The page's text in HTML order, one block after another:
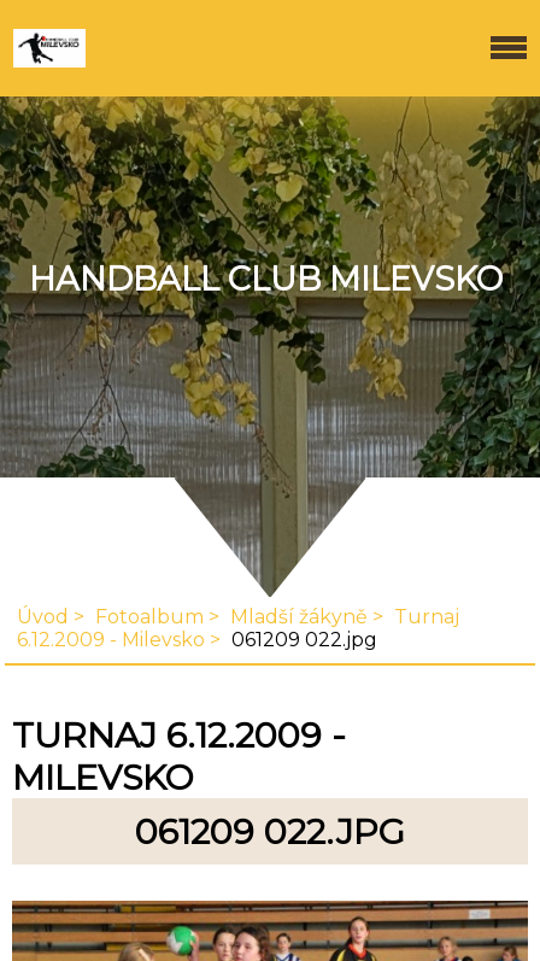
HANDBALL CLUB MILEVSKO
Úvod Fotoalbum Mladší žákyně
Turnaj
6.12.2009 - Milevsko
061209 022.jpg
TURNAJ 6.12.2009 -
MILEVSKO
061209 022.JPG